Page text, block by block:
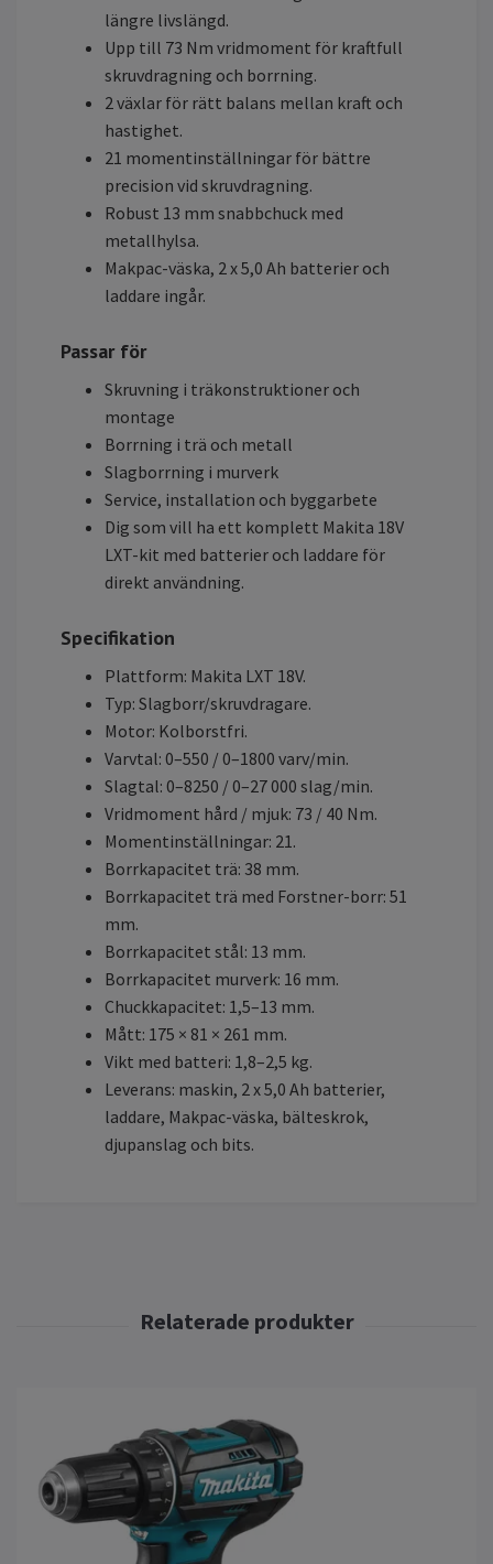
längre livslängd.
Upp till 73 Nm vridmoment för kraftfull
skruvdragning och borrning.
2 växlar för rätt balans mellan kraft och
hastighet.
21 momentinställningar för bättre
precision vid skruvdragning.
Robust 13 mm snabbchuck med
metallhylsa.
Makpac-väska, 2 x 5,0 Ah batterier och
laddare ingår.
Passar för
Skruvning i träkonstruktioner och
montage
Borrning i trä och metall
Slagborrning i murverk
Service, installation och byggarbete
Dig som vill ha ett komplett Makita 18V
LXT-kit med batterier och laddare för
direkt användning.
Specifikation
Plattform: Makita LXT 18V.
Typ: Slagborr/skruvdragare.
Motor: Kolborstfri.
Varvtal: 0–550 / 0–1800 varv/min.
Slagtal: 0–8250 / 0–27 000 slag/min.
Vridmoment hård / mjuk: 73 / 40 Nm.
Momentinställningar: 21.
Borrkapacitet trä: 38 mm.
Borrkapacitet trä med Forstner-borr: 51
mm.
Borrkapacitet stål: 13 mm.
Borrkapacitet murverk: 16 mm.
Chuckkapacitet: 1,5–13 mm.
Mått: 175 × 81 × 261 mm.
Vikt med batteri: 1,8–2,5 kg.
Leverans: maskin, 2 x 5,0 Ah batterier,
laddare, Makpac-väska, bälteskrok,
djupanslag och bits.